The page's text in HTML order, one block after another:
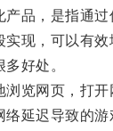
，是指通过
，可以有效
好处。
网页，打开
迟导致的游